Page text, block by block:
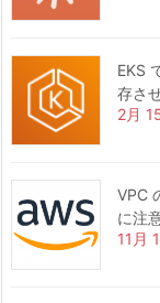
EKS
存さ
2月
VPC
に注
11月